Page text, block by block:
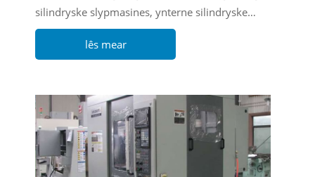
silindryske slypmasines, ynterne silindryske
slypmasines, oerflakslypmasines, sintrumleaze
slypmasines, arkslypmasines, ensfh.
lês mear